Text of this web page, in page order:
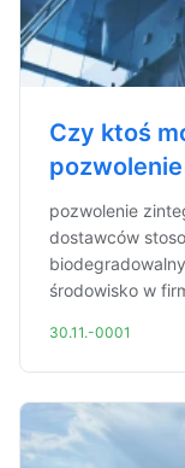
Czy ktoś
pozwolenie
dostawców
środowisko w
30.11.-0001